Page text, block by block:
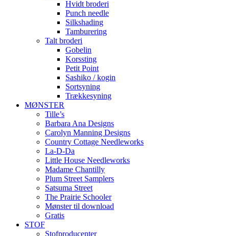
Hvidt broderi
Punch needle
Silkshading
Tamburering
Talt broderi
Gobelin
Korssting
Petit Point
Sashiko / kogin
Sortsyning
Trækkesyning
MØNSTER
Tille’s
Barbara Ana Designs
Carolyn Manning Designs
Country Cottage Needleworks
La-D-Da
Little House Needleworks
Madame Chantilly
Plum Street Samplers
Satsuma Street
The Prairie Schooler
Mønster til download
Gratis
STOF
Stofproducenter